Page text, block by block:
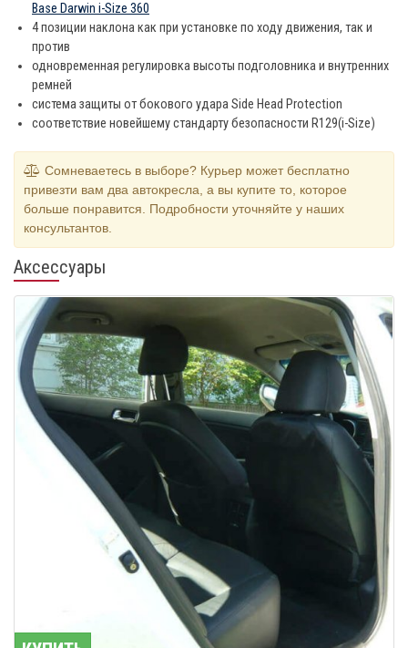
Base Darwin i-Size 360
4 позиции наклона как при установке по ходу движения, так и
против
одновременная регулировка высоты подголовника и внутренних
ремней
система защиты от бокового удара Side Head Protection
соответствие новейшему стандарту безопасности R129(i-Size)
Сомневаетесь в выборе? Курьер может бесплатно
привезти вам два автокресла, а вы купите то, которое
больше понравится. Подробности уточняйте у наших
консультантов.
Аксессуары